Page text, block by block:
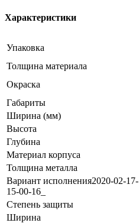
Характеристики
Упаковка
Толщина материала
Окраска
Габариты
Ширина (мм)
Высота
Глубина
Материал корпуса
Толщина металла
Вариант исполнения2020-02-17-
15-00-16_
Степень защиты
Ширина